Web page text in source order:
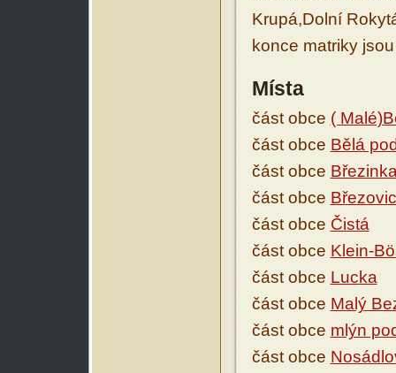
Krupá,Dolní
konce matriky
Místa
část obce (
část obce Bělá
část obce
část obce
část obce Čistá
část obce Klein-
část obce Lucka
část obce Malý
část obce mlýn
část obce